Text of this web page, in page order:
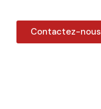
Contactez-nous